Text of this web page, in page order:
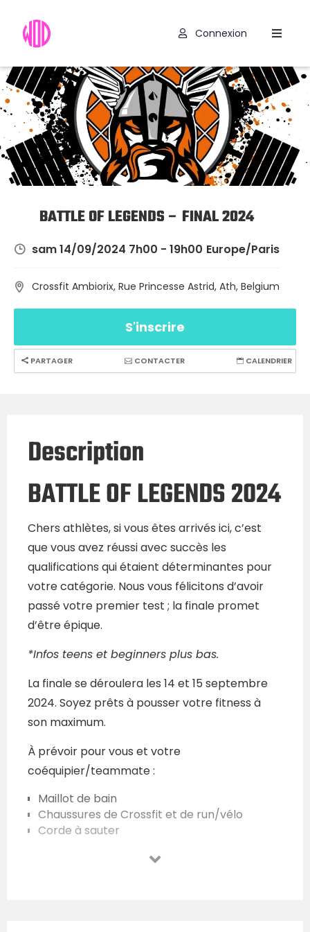
Hyrox
Programmes
WOD
Exercices
Codes
Promo
Connexion
BATTLE OF LEGENDS – FINAL 2024
sam 14/09/2024 7h00 - 19h00 Europe/Paris
Crossfit Ambiorix, Rue Princesse Astrid, Ath, Belgium
S'inscrire
PARTAGER CONTACTER CALENDRIER
Description
BATTLE OF LEGENDS 2024
Chers athlètes, si vous êtes arrivés ici, c’est
que vous avez réussi avec succès les
qualifications qui étaient déterminantes pour
votre catégorie. Nous vous félicitons d’avoir
passé votre premier test ; la finale promet
d’être épique.
*Infos teens et beginners plus bas.
La finale se déroulera les 14 et 15 septembre
2024. Soyez prêts à pousser votre fitness à
son maximum.
À prévoir pour vous et votre
coéquipier/teammate :
Maillot de bain
Chaussures de Crossfit et de run/vélo
Corde à sauter
Veuillez noter que l’enregistrement n’est